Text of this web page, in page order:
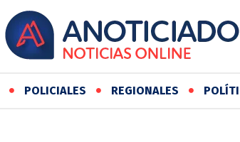
POLICIALES REGIONALES